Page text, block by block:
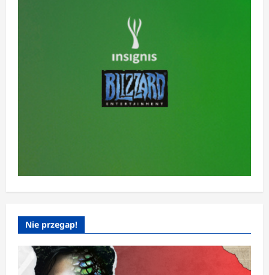
Nie przegap!